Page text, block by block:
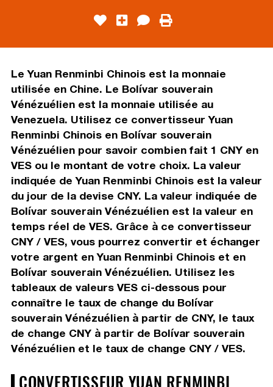
Le Yuan Renminbi Chinois est la monnaie
utilisée en Chine. Le Bolívar souverain
Vénézuélien est la monnaie utilisée au
Venezuela. Utilisez ce convertisseur Yuan
Renminbi Chinois en Bolívar souverain
Vénézuélien pour savoir combien fait 1 CNY en
VES ou le montant de votre choix. La valeur
indiquée de Yuan Renminbi Chinois est la valeur
du jour de la devise CNY. La valeur indiquée de
Bolívar souverain Vénézuélien est la valeur en
temps réel de VES. Grâce à ce convertisseur
CNY / VES, vous pourrez convertir et échanger
votre argent en Yuan Renminbi Chinois et en
Bolívar souverain Vénézuélien. Utilisez les
tableaux de valeurs VES ci-dessous pour
connaître le taux de change du Bolívar
souverain Vénézuélien à partir de CNY, le taux
de change CNY à partir de Bolívar souverain
Vénézuélien et le taux de change CNY / VES.
CONVERTISSEUR YUAN RENMINBI